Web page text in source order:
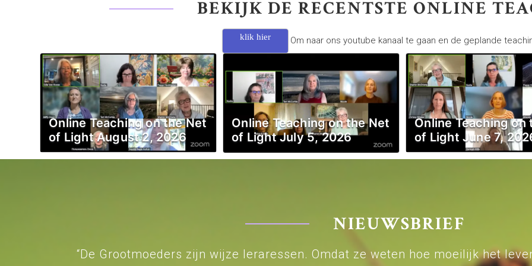
BEKIJK DE RECENTSTE ONLINE
klik hier Om naar ons youtube kanaal te gaan en de geplande
Online Teaching on the Net
of Light August 2, 2026
Online Teaching on the Net
of Light July 5, 2026
Online Teaching on
of Light June 7,
NIEUWSBRIEF
“De Grootmoeders zijn wijze leraressen. Omdat ze weten hoe moeilijk het